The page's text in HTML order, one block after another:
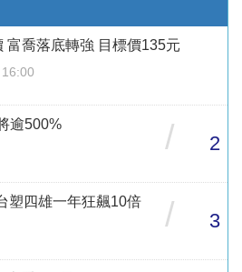
富喬落底轉強 目標價135元
逾500%
/ 2
塑四雄一年狂飆10倍
/ 3